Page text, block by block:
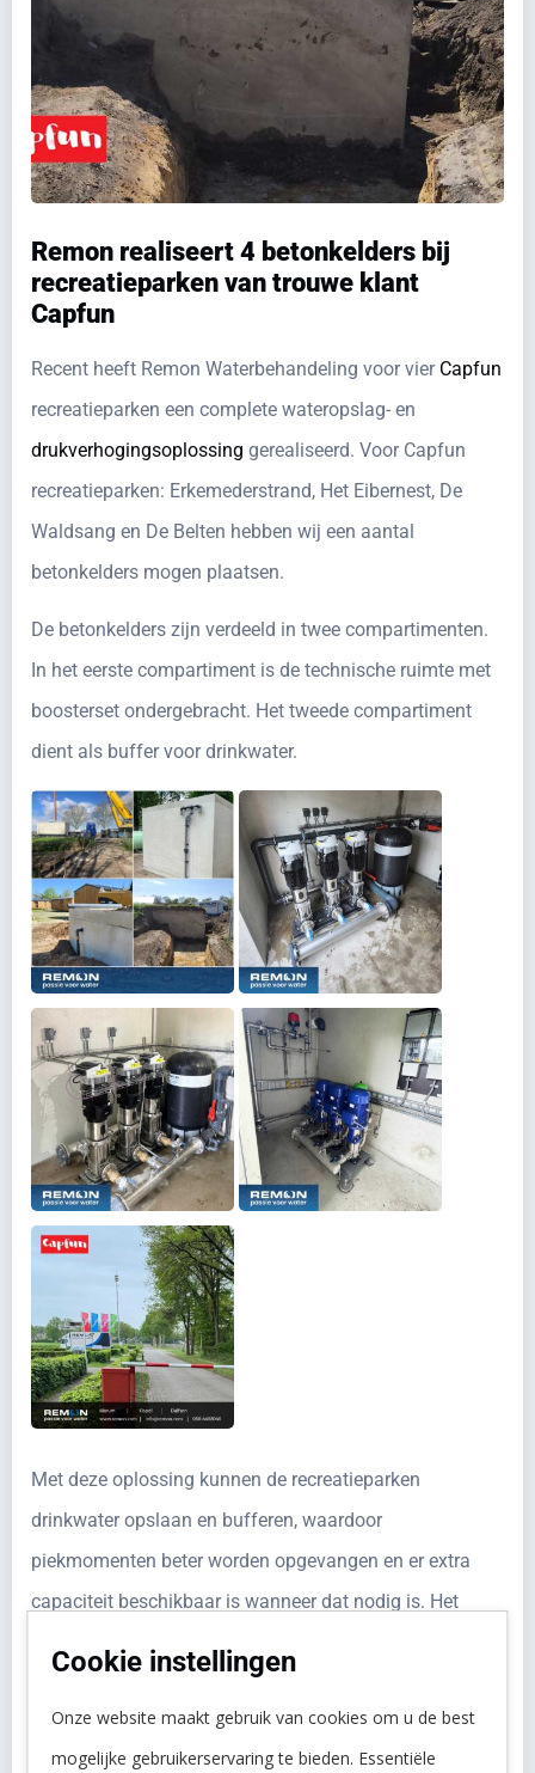
Remon realiseert 4 betonkelders bij
recreatieparken van trouwe klant
Capfun
Recent heeft Remon Waterbehandeling voor vier Capfun
recreatieparken een complete wateropslag- en
drukverhogingsoplossing gerealiseerd. Voor Capfun
recreatieparken: Erkemederstrand, Het Eibernest, De
Waldsang en De Belten hebben wij een aantal
betonkelders mogen plaatsen.
De betonkelders zijn verdeeld in twee compartimenten.
In het eerste compartiment is de technische ruimte met
boosterset ondergebracht. Het tweede compartiment
dient als buffer voor drinkwater.
Met deze oplossing kunnen de recreatieparken
drinkwater opslaan en bufferen, waardoor
piekmomenten beter worden opgevangen en er extra
capaciteit beschikbaar is wanneer dat nodig is. Het
gemonteerd. Zo dragen we bij aan een betrouwbare
watervoorziening voor gasten en exploitanten, ook
tijdens drukke periodes.
Cookie instellingen
Onze website maakt gebruik van cookies om u de best
mogelijke gebruikerservaring te bieden. Essentiële